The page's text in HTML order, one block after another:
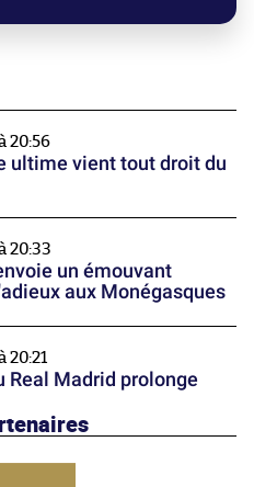
20:56
ultime vient tout droit du
20:33
un émouvant
aux Monégasques
20:21
Real Madrid prolonge